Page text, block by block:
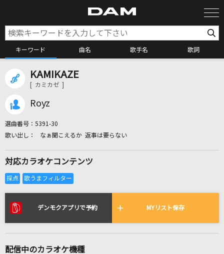
キーワード 曲名 歌手名 歌詞
リアルタイムで歌われている曲の一覧
KAMIKAZE
[ カミカゼ ]
Royz
選曲番号： 5391-30
なぁ聞こえるか 返事は要らない
対応カラオケコンテンツ
デンモクアプリで予約 MYリスト保存
配信中のカラオケ機種